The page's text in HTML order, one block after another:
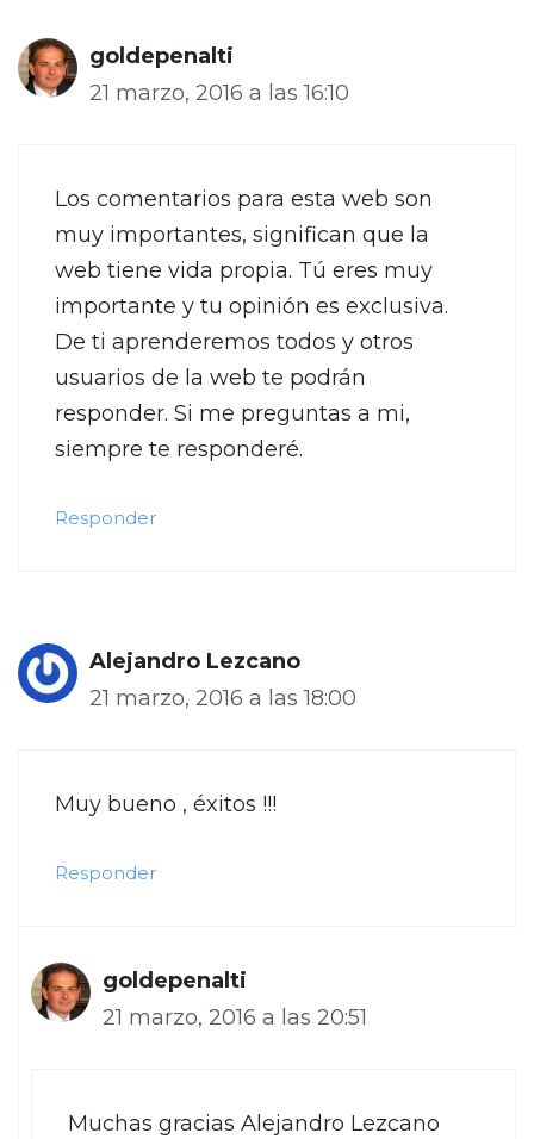
goldepenalti
21 marzo, 2016 a las 16:10
Los comentarios para esta web son
muy importantes, significan que la
web tiene vida propia. Tú eres muy
importante y tu opinión es exclusiva.
De ti aprenderemos todos y otros
usuarios de la web te podrán
responder. Si me preguntas a mi,
siempre te responderé.
Responder
Alejandro Lezcano
21 marzo, 2016 a las 18:00
Muy bueno , éxitos !!!
Responder
goldepenalti
21 marzo, 2016 a las 20:51
Muchas gracias Alejandro Lezcano